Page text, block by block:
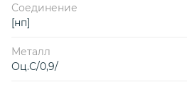
Соединение
[нп]
Металл
Оц.С/0,9/